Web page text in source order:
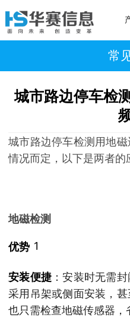
常
城市路边停车检
城市路边停车检测用地
情况而定，以下是两者的
地磁检测
优势 1
安装便捷 ：安装时无需
采用吊架或侧面安装，
也只需检查地磁传感器，